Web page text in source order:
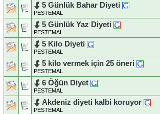
5 Günlük Bahar Diyeti
PESTEMAL
5 Günlük Yaz Diyeti
PESTEMAL
5 Kilo Diyeti
PESTEMAL
5 kilo vermek için 25 öneri
PESTEMAL
6 Öğün Diyet
PESTEMAL
Akdeniz diyeti kalbi koruyor
PESTEMAL